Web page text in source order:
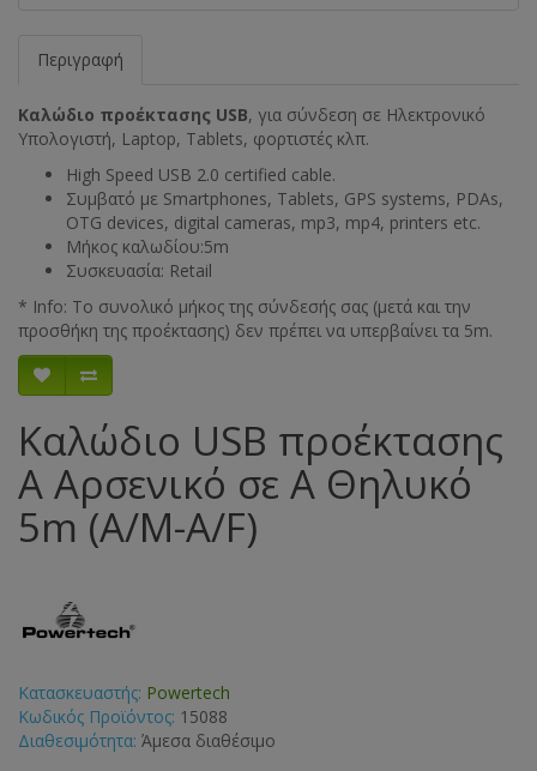
Περιγραφή
Καλώδιο προέκτασης USB, για σύνδεση σε Ηλεκτρονικό
Υπολογιστή, Laptop, Tablets, φορτιστές κλπ.
High Speed USB 2.0 certified cable.
Συμβατό με Smartphones, Tablets, GPS systems, PDAs,
OTG devices, digital cameras, mp3, mp4, printers etc.
Μήκος καλωδίου:5m
Συσκευασία: Retail
* Info: Το συνολικό μήκος της σύνδεσής σας (μετά και την
προσθήκη της προέκτασης) δεν πρέπει να υπερβαίνει τα 5m.
Καλώδιο USB προέκτασης
Α Αρσενικό σε Α Θηλυκό
5m (A/M-A/F)
Κατασκευαστής: Powertech
Κωδικός Προϊόντος: 15088
Διαθεσιμότητα: Άμεσα διαθέσιμο